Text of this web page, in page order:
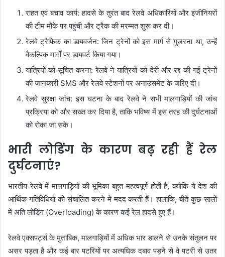
राहत एवं बचाव कार्य: हादसे के तुरंत बाद रेलवे अधिकारियों और इंजीनियरों
की टीम मौके पर पहुंची और ट्रैक की मरम्मत शुरू कर दी।
रेलवे ट्रैफिक का डायवर्जन: जिन ट्रेनों को इस मार्ग से गुजरना था, उन्हें
वैकल्पिक मार्गों पर डायवर्ट किया गया।
यात्रियों को सूचित करना: रेलवे ने यात्रियों को देरी और रद्द की गई ट्रेनों
की जानकारी SMS और रेलवे स्टेशनों पर अनाउंसमेंट के जरिए दी।
रेलवे सुरक्षा जांच: इस घटना के बाद रेलवे ने सभी मालगाड़ियों की जांच
प्रक्रिया को और सख्त कर दिया है, ताकि भविष्य में इस तरह की दुर्घटनाओं
को रोका जा सके।
भारी लोडिंग के कारण बढ़ रही हैं रेल
दुर्घटनाएं?
भारतीय रेलवे में मालगाड़ियों की भूमिका बहुत महत्वपूर्ण होती है, क्योंकि ये देश की
आर्थिक गतिविधियों को संचालित करने में मदद करती हैं। हालांकि, बीते कुछ सालों
में अति लोडिंग (Overloading) के कारण कई रेल हादसे हुए हैं।
रेलवे एक्सपर्ट्स के मुताबिक, मालगाड़ियों में अधिक भार डालने से उनके संतुलन पर
असर पड़ता है और कई बार पटरियों पर अत्यधिक दबाव पड़ने से वे पटरी से उतर